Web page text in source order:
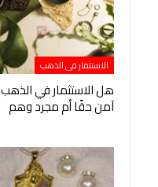
الاستثمار فى الذهب
هل الاستثمار في الذهب
آمن حقًا أم مجرد وهم